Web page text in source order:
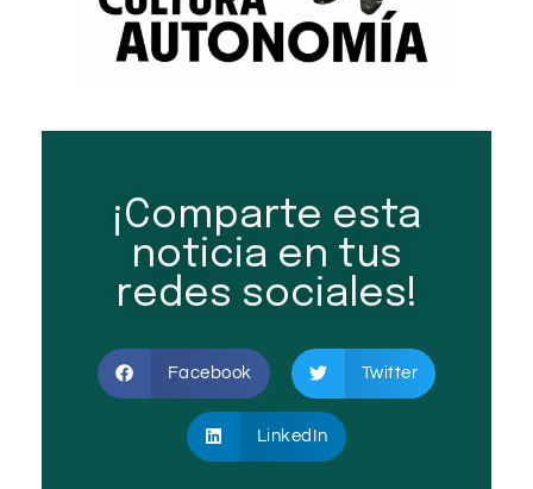
¡Comparte esta
noticia en tus
redes sociales!
Facebook Twitter
LinkedIn